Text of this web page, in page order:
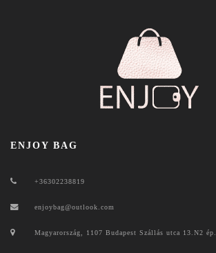
ENJOY BAG
+36302238819
enjoybag@outlook.com
Magyarország, 1107 Budapest Szállás utca 13.N2 ép.